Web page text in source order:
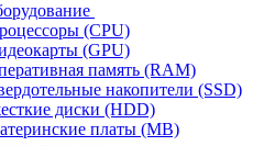
(CPU)
(GPU)
память (RAM)
накопители (SSD)
диски (HDD)
платы (MB)